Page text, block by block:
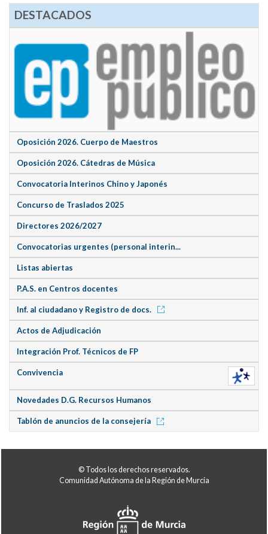
DESTACADOS
Oposición 2026. Cuerpo de Maestros
Oposición 2026. Cátedras de Música
Convocatoria Interinos Chino y Japonés
Concurso de Traslados 2025
Directores 2026/2027
Convocatorias urgentes (personal interin...
Listas abiertas
P.A.S. en Centros docentes
Inf. al ciudadano y Registro de docs.
Actos de Adjudicación
Integración Prof. Técnicos de FP
Convivencia
Novedades D.G. Recursos Humanos
Tablón de anuncios de la consejería
© Todos los derechos reservados.
Comunidad Autónoma de la Región de Murcia